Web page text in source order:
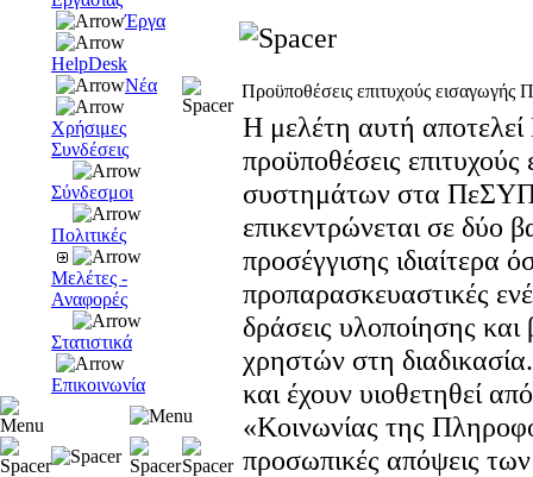
Έργα
HelpDesk
Νέα
Χρήσιμες
Συνδέσεις
Σύνδεσμοι
Πολιτικές
Μελέτες -
Αναφορές
Στατιστικά
Επικοινωνία
Προϋποθέσεις επιτυχούς
Η μελέτη αυτή
προϋποθέσεις
συστημάτων στα
επικεντρώνεται σε δύο
προσέγγισης ιδιαίτερα
προπαρασκευαστικές
δράσεις υλοποίησης και
χρηστών στη
και έχουν υιοθετηθεί
«Κοινωνίας της
προσωπικές απόψεις